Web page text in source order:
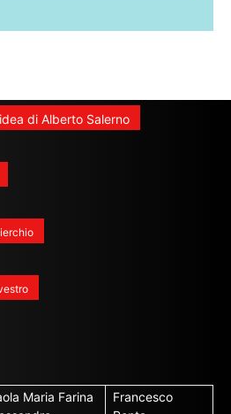
di Alberto Salerno
Maria Farina
Francesco